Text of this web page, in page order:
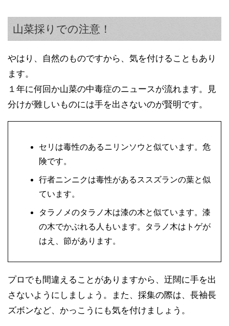
山菜採りでの注意！
やはり、自然のものですから、気を付けることもあり
ます。
１年に何回か山菜の中毒症のニュースが流れます。見
分けが難しいものには手を出さないのが賢明です。
セリは毒性のあるニリンソウと似ています。危
険です。
行者ニンニクは毒性があるススズランの葉と似
ています。
タラノメのタラノ木は漆の木と似ています。漆
の木でかぶれる人もいます。タラノ木はトゲが
はえ、節があります。
プロでも間違えることがありますから、迂闊に手を出
さないようにしましょう。また、採集の際は、長袖長
ズボンなど、かっこうにも気を付けましょう。